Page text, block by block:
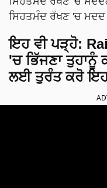
ਸਿਹਤਮੰਦ ਰੱਖਣ 'ਚ ਮਦਦ
ਇਹ ਵੀ ਪੜ੍ਹੋ:
'ਚ ਭਿੱਜਣਾ ਤੁਹਾਨੂੰ
ਲਈ ਤੁਰੰਤ ਕਰੋ